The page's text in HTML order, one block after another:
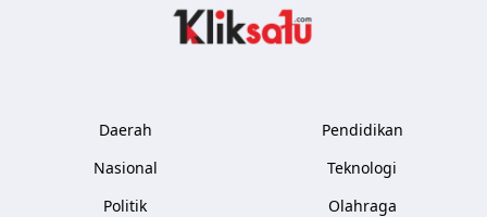
Daerah
Nasional
Politik
Pendidikan
Teknologi
Olahraga